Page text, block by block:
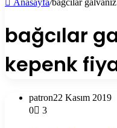
Anasayfa/bağcılar
bağcılar
kepenk
patron22 Kasım 2019
0
3